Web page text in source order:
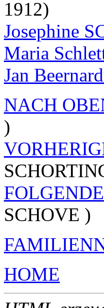
1912)
Josephine
Maria
Jan
NACH
)
FOLGENDE
SCHOVE )
HOME